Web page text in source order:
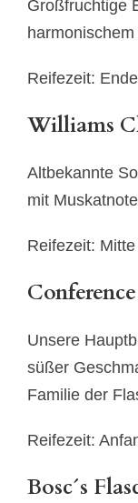
Großfruchtige
Reifezeit:
Williams
Altbekannte
mit Muskatnote
Reifezeit:
Conference
Unsere
süßer
Familie der
Reifezeit:
Bosc´s